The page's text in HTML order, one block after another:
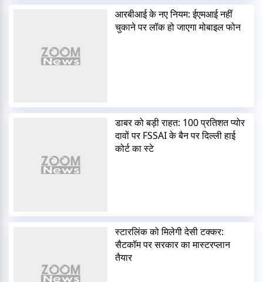
आरबीआई के नए नियम: ईएमआई नहीं
चुकाने पर लॉक हो जाएगा मोबाइल फोन
डाबर को बड़ी राहत: 100 प्रतिशत प्योर
दावों पर FSSAI के बैन पर दिल्ली हाई
कोर्ट का स्टे
स्टारलिंक को मिलेगी देसी टक्कर:
सैटकॉम पर सरकार का मास्टरप्लान
तैयार